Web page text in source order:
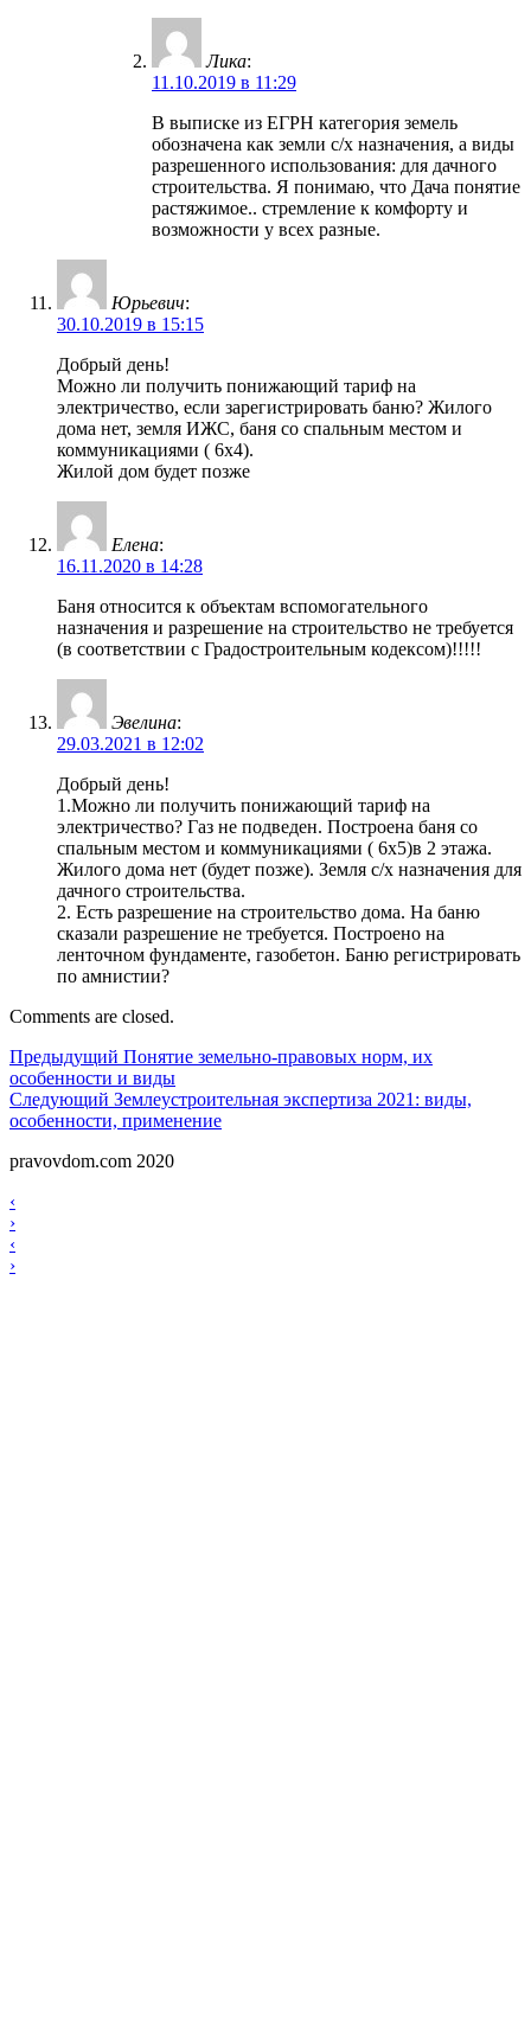
Лика:
11.10.2019 в 11:29
В выписке из ЕГРН категория земель
обозначена как земли с/х назначения, а виды
разрешенного использования: для дачного
строительства. Я понимаю, что Дача понятие
растяжимое.. стремление к комфорту и
возможности у всех разные.
Юрьевич:
30.10.2019 в 15:15
Добрый день!
Можно ли получить понижающий тариф на
электричество, если зарегистрировать баню? Жилого
дома нет, земля ИЖС, баня со спальным местом и
коммуникациями ( 6х4).
Жилой дом будет позже
Елена:
16.11.2020 в 14:28
Баня относится к объектам вспомогательного
назначения и разрешение на строительство не требуется
(в соответствии с Градостроительным кодексом)!!!!!
Эвелина:
29.03.2021 в 12:02
Добрый день!
1.Можно ли получить понижающий тариф на
электричество? Газ не подведен. Построена баня со
спальным местом и коммуникациями ( 6х5)в 2 этажа.
Жилого дома нет (будет позже). Земля с/х назначения для
дачного строительства.
2. Есть разрешение на строительство дома. На баню
сказали разрешение не требуется. Построено на
ленточном фундаменте, газобетон. Баню регистрировать
по амнистии?
Comments are closed.
Навигация
по
записям
Предыдущий Предыдущий
Понятие земельно-правовых норм, их
особенности и виды
Следующий Следующий
Землеустроительная экспертиза 2021: виды,
особенности, применение
pravovdom.com 2020
Scroll
Up
Навигация
по
записям
‹
›
Навигация
по
‹
›